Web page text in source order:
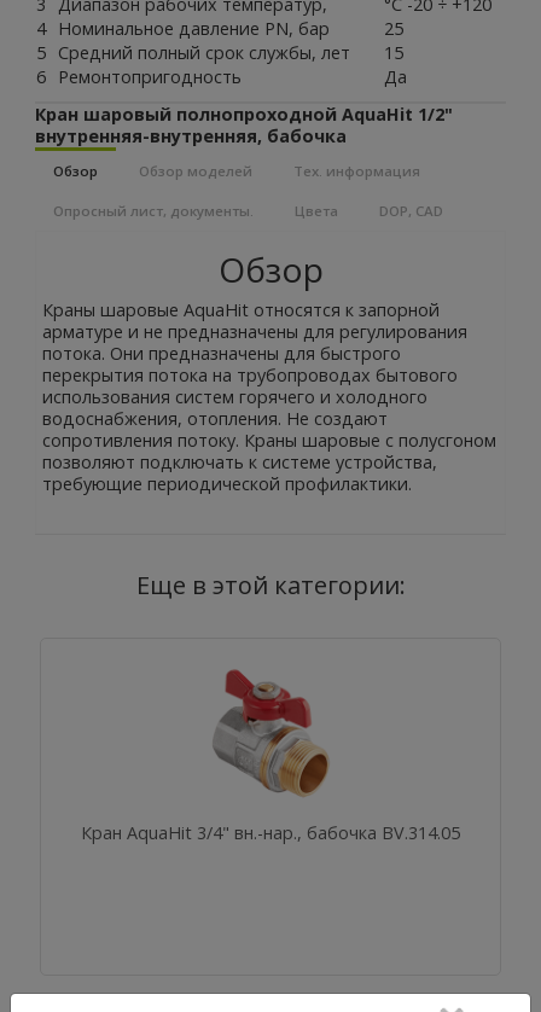
4
Номинальное давление PN, бар
25
5 Средний полный срок службы, лет
15
6
Ремонтопригодность
Да
Кран шаровый полнопроходной AquaHit 1/2"
внутренняя-внутренняя, бабочка
Обзор Обзор моделей Тех. информация
Опросный лист, документы. Цвета DOP, CAD
Обзор
Краны шаровые AquaHit относятся к запорной
арматуре и не предназначены для регулирования
потока. Они предназначены для быстрого
перекрытия потока на трубопроводах бытового
использования систем горячего и холодного
водоснабжения, отопления. Не создают
сопротивления потоку. Краны шаровые с полусгоном
позволяют подключать к системе устройства,
требующие периодической профилактики.
Еще в этой категории:
Кран AquaHit 3/4" вн.-нар., бабочка BV.314.05